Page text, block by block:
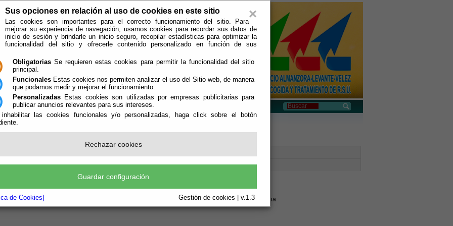
×
Sus opciones en relación al uso de cookies en este sitio
Las cookies son importantes para el correcto funcionamiento del sitio. Para
mejorar su experiencia de navegación, usamos cookies para recordar sus datos de
inicio de sesión y brindarle un inicio seguro, recopilar estadísticas para optimizar la
funcionalidad del sitio y ofrecerle contenido personalizado en función de sus
Obligatorias Se requieren estas cookies para permitir la funcionalidad del sitio
principal.
Funcionales Estas cookies nos permiten analizar el uso del Sitio web, de manera
que podamos medir y mejorar el funcionamiento.
Personalizadas Estas cookies son utilizadas por empresas publicitarias para
publicar anuncios relevantes para sus intereses.
las cookies funcionales y/o personalizadas, haga click sobre el botón
Rechazar cookies
Guardar configuración
de Cookies] Gestión de cookies | v.1.3
Quién Somos
encuentra aquí:
DE CONTACTO
al Público: de 9:00h a 14:00
Paraje Terdiguera s/n Pol Industrial Planta de Reciclaje de residuos de Albox 04800-Albox Almeria